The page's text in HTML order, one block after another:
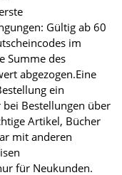
Gültig ab 60
im
Summe des
abgezogen.Eine
ein
Bestellungen über
Artikel, Bücher
mit anderen
für Neukunden.